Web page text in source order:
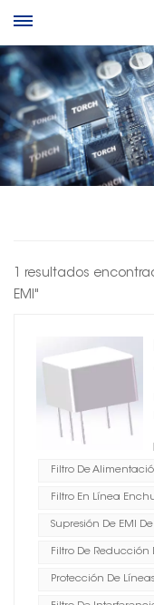
1 resultados
EMI"
Filtro De
Filtro En Línea
Supresión De EMI
Filtro De Reducción
Protección De